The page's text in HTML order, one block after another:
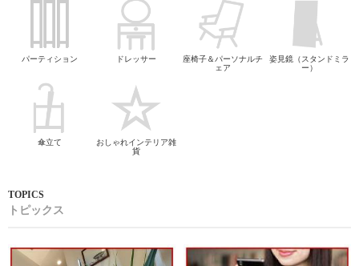
パーティション ドレッサー
座椅子＆パーソナルチ
ェア
姿見鏡（スタンドミラ
ー）
傘立て
おしゃれインテリア雑
貨
トピックス